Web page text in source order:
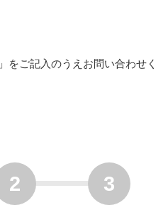
」をご記入のうえお問い合わせく